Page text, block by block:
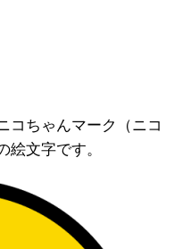
コちゃんマーク（ニコ
絵文字です。